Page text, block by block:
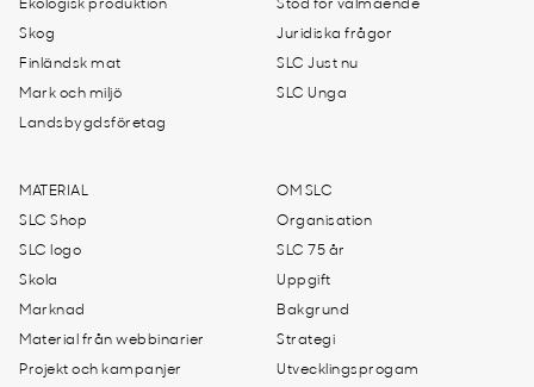
Ekologisk produktion
Skog
Finländsk mat
Mark och miljö
Landsbygdsföretag
Stöd för välmående
Juridiska frågor
SLC Just nu
SLC Unga
MATERIAL
SLC Shop
SLC logo
Skola
Marknad
Material från webbinarier
Projekt och kampanjer
OM SLC
Organisation
SLC 75 år
Uppgift
Bakgrund
Strategi
Utvecklingsprogam